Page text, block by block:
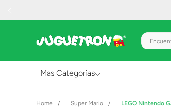
Mas Categorías
Super Mario LEGO Nintendo